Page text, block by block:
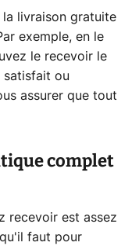
la livraison gratuite
exemple, en le
le recevoir le
satisfait ou
assurer que tout
complet
recevoir est assez
faut pour